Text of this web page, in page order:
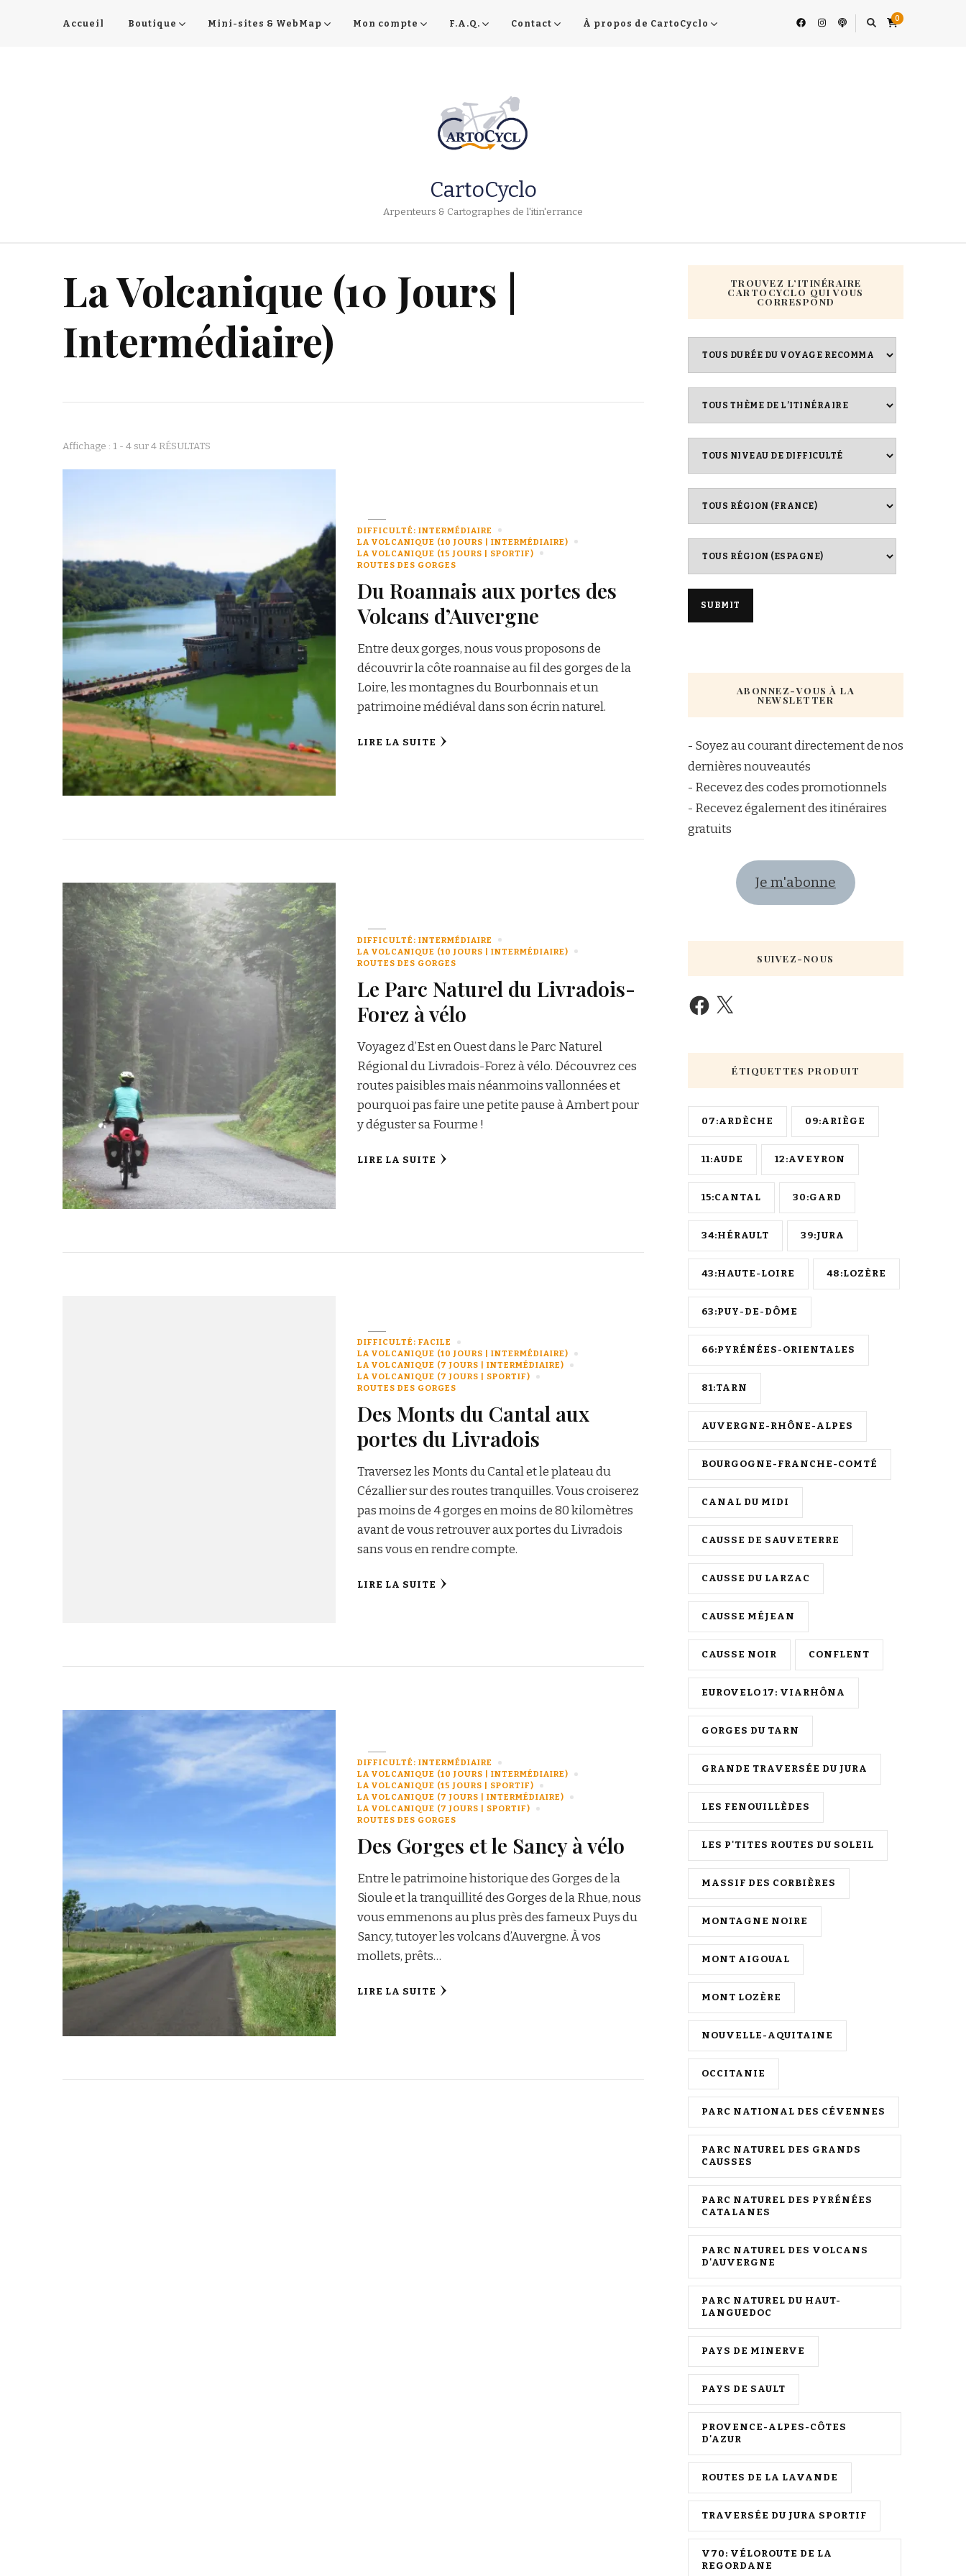
Accueil Boutique Mini-sites & WebMap Mon compte F.A.Q. Contact À propos de CartoCyclo
0
CartoCyclo
Arpenteurs & Cartographes de l'itin'errance
La Volcanique (10 Jours |
Intermédiaire)
Affichage : 1 - 4 sur 4 RÉSULTATS
DIFFICULTÉ: INTERMÉDIAIRE
LA VOLCANIQUE (10 JOURS | INTERMÉDIAIRE)
LA VOLCANIQUE (15 JOURS | SPORTIF)
ROUTES DES GORGES
Du Roannais aux portes des
Volcans d’Auvergne
Entre deux gorges, nous vous proposons de
découvrir la côte roannaise au fil des gorges de la
Loire, les montagnes du Bourbonnais et un
patrimoine médiéval dans son écrin naturel.
LIRE LA SUITE
DIFFICULTÉ: INTERMÉDIAIRE
LA VOLCANIQUE (10 JOURS | INTERMÉDIAIRE)
ROUTES DES GORGES
Le Parc Naturel du Livradois-
Forez à vélo
Voyagez d’Est en Ouest dans le Parc Naturel
Régional du Livradois-Forez à vélo. Découvrez ces
routes paisibles mais néanmoins vallonnées et
pourquoi pas faire une petite pause à Ambert pour
y déguster sa Fourme !
LIRE LA SUITE
DIFFICULTÉ: FACILE
LA VOLCANIQUE (10 JOURS | INTERMÉDIAIRE)
LA VOLCANIQUE (7 JOURS | INTERMÉDIAIRE)
LA VOLCANIQUE (7 JOURS | SPORTIF)
ROUTES DES GORGES
Des Monts du Cantal aux
portes du Livradois
Traversez les Monts du Cantal et le plateau du
Cézallier sur des routes tranquilles. Vous croiserez
pas moins de 4 gorges en moins de 80 kilomètres
avant de vous retrouver aux portes du Livradois
sans vous en rendre compte.
LIRE LA SUITE
DIFFICULTÉ: INTERMÉDIAIRE
LA VOLCANIQUE (10 JOURS | INTERMÉDIAIRE)
LA VOLCANIQUE (15 JOURS | SPORTIF)
LA VOLCANIQUE (7 JOURS | INTERMÉDIAIRE)
LA VOLCANIQUE (7 JOURS | SPORTIF)
ROUTES DES GORGES
Des Gorges et le Sancy à vélo
Entre le patrimoine historique des Gorges de la
Sioule et la tranquillité des Gorges de la Rhue, nous
vous emmenons au plus près des fameux Puys du
Sancy, tutoyer les volcans d’Auvergne. À vos
mollets, prêts…
LIRE LA SUITE
TROUVEZ L’ITINÉRAIRE
CARTOCYCLO QUI VOUS
CORRESPOND
ABONNEZ-VOUS À LA
NEWSLETTER
- Soyez au courant directement de nos
dernières nouveautés
- Recevez des codes promotionnels
- Recevez également des itinéraires
gratuits
Je m'abonne
SUIVEZ-NOUS
ÉTIQUETTES PRODUIT
07:ARDÈCHE 09:ARIÈGE
11:AUDE 12:AVEYRON
15:CANTAL 30:GARD
34:HÉRAULT 39:JURA
43:HAUTE-LOIRE 48:LOZÈRE
63:PUY-DE-DÔME
66:PYRÉNÉES-ORIENTALES
81:TARN
AUVERGNE-RHÔNE-ALPES
BOURGOGNE-FRANCHE-COMTÉ
CANAL DU MIDI
CAUSSE DE SAUVETERRE
CAUSSE DU LARZAC
CAUSSE MÉJEAN
CAUSSE NOIR CONFLENT
EUROVELO 17: VIARHÔNA
GORGES DU TARN
GRANDE TRAVERSÉE DU JURA
LES FENOUILLÈDES
LES P'TITES ROUTES DU SOLEIL
MASSIF DES CORBIÈRES
MONTAGNE NOIRE
MONT AIGOUAL
MONT LOZÈRE
NOUVELLE-AQUITAINE
OCCITANIE
PARC NATIONAL DES CÉVENNES
PARC NATUREL DES GRANDS
CAUSSES
PARC NATUREL DES PYRÉNÉES
CATALANES
PARC NATUREL DES VOLCANS
D'AUVERGNE
PARC NATUREL DU HAUT-
LANGUEDOC
PAYS DE MINERVE
PAYS DE SAULT
PROVENCE-ALPES-CÔTES
D'AZUR
ROUTES DE LA LAVANDE
TRAVERSÉE DU JURA SPORTIF
V70: VÉLOROUTE DE LA
REGORDANE